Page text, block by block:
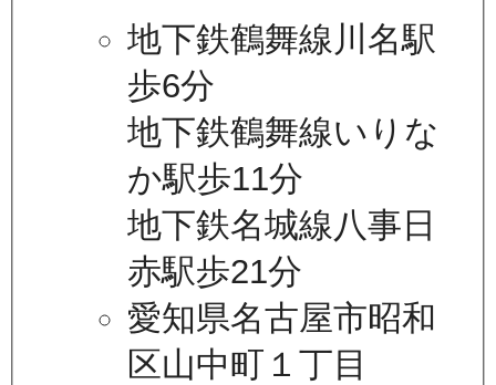
地下鉄鶴舞線川名駅
歩6分
地下鉄鶴舞線いりな
か駅歩11分
地下鉄名城線八事日
赤駅歩21分
愛知県名古屋市昭和
区山中町１丁目